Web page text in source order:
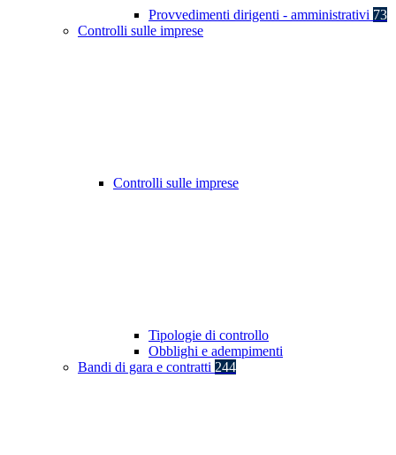
Provvedimenti dirigenti - amministrativi 73
Controlli sulle imprese
Controlli sulle imprese
Tipologie di controllo
Obblighi e adempimenti
Bandi di gara e contratti 244